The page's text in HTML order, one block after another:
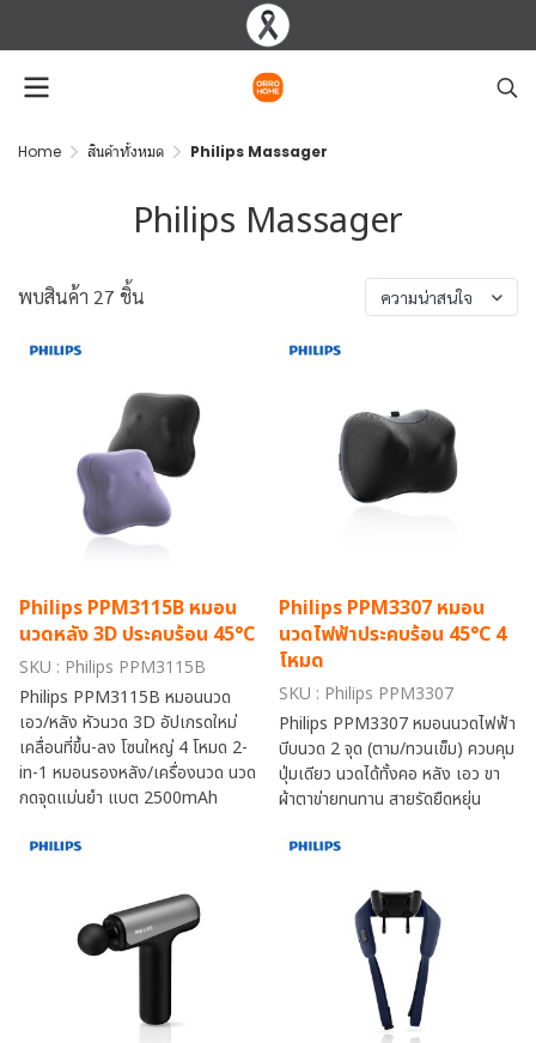
Home สินค้าทั้งหมด Philips Massager
Philips Massager
พบสินค้า 27 ชิ้น ความน่าสนใจ
Philips PPM3115B หมอน
นวดหลัง 3D ประคบร้อน 45°C
SKU : Philips PPM3115B
Philips PPM3115B หมอนนวด
เอว/หลัง หัวนวด 3D อัปเกรดใหม่
เคลื่อนที่ขึ้น-ลง โซนใหญ่ 4 โหมด 2-
in-1 หมอนรองหลัง/เครื่องนวด นวด
กดจุดแม่นยำ แบต 2500mAh
Philips PPM3307 หมอน
นวดไฟฟ้าประคบร้อน 45°C 4
โหมด
SKU : Philips PPM3307
Philips PPM3307 หมอนนวดไฟฟ้า
บีบนวด 2 จุด (ตาม/ทวนเข็ม) ควบคุม
ปุ่มเดียว นวดได้ทั้งคอ หลัง เอว ขา
ผ้าตาข่ายทนทาน สายรัดยืดหยุ่น